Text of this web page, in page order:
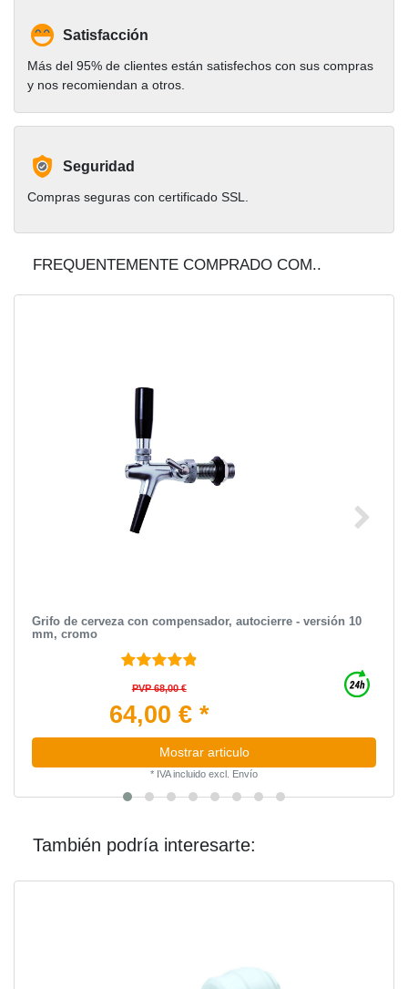
Satisfacción
Más del 95% de clientes están satisfechos con sus compras
y nos recomiendan a otros.
Seguridad
Compras seguras con certificado SSL.
FREQUENTEMENTE COMPRADO COM..
Grifo de cerveza con compensador, autocierre - versión 10
mm, cromo
PVP 68,00 €
64,00 € *
Mostrar articulo
* IVA incluido excl. Envío
También podría interesarte: